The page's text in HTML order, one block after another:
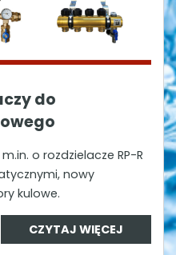
do
o rozdzielacze RP-R
nowy
kulowe.
CZYTAJ WIĘCEJ